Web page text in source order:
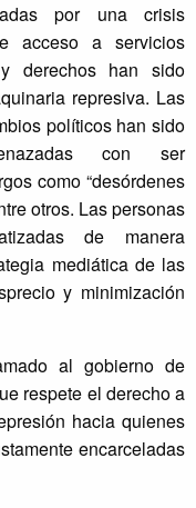
por una crisis
acceso a servicios
derechos han sido
represiva. Las
políticos han sido
con ser
como “desórdenes
otros. Las personas
de manera
mediática de las
y minimización
al gobierno de
respete el derecho a
hacia quienes
encarceladas